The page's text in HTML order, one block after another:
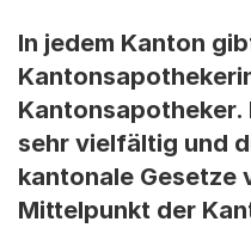
In jedem Kanton
Kantonsapotheker.
sehr vielfältig und
kantonale Gesetze
Mittelpunkt der